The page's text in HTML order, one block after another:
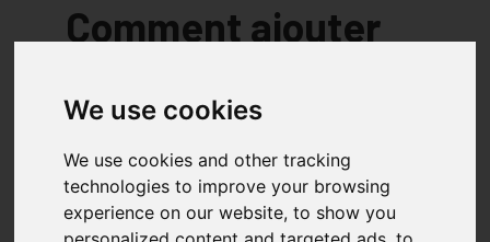
We use cookies
We use cookies and other tracking
technologies to improve your browsing
experience on our website, to show you
Comment ajouter
composite